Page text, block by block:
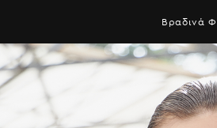
Βραδινά